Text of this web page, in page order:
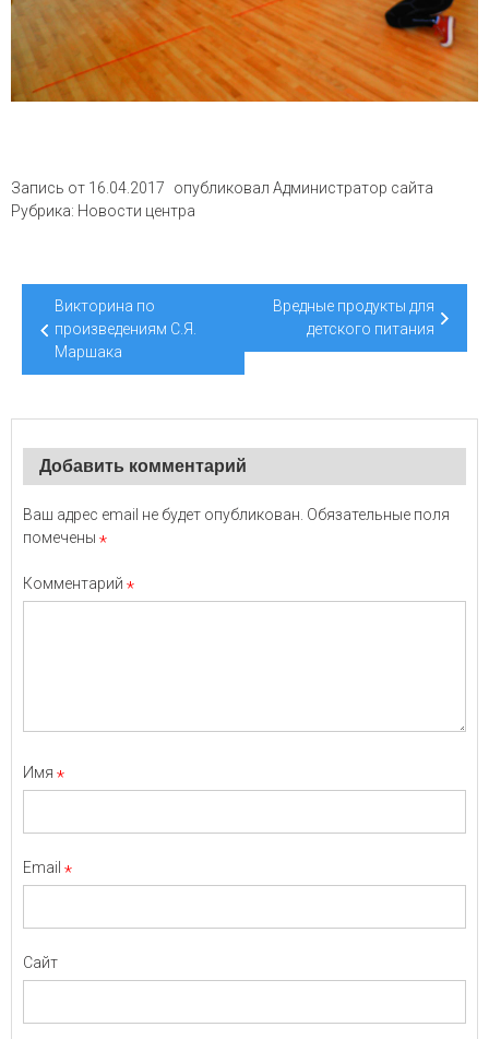
Запись от 16.04.2017 опубликовал Администратор сайта
Рубрика: Новости центра
Навигация
записям
Викторина по
произведениям С.Я.
Маршака
Вредные продукты для
детского питания
Добавить комментарий
Ваш адрес email не будет опубликован. Обязательные поля
помечены *
Комментарий *
Имя *
Email *
Сайт